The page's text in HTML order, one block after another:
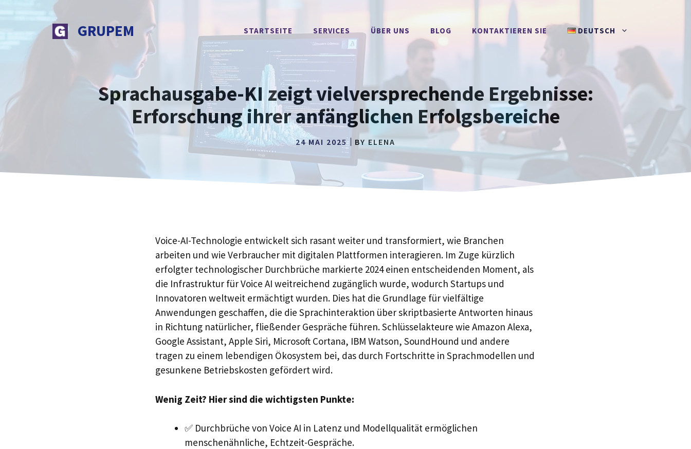
springen
GRUPEM STARTSEITE SERVICES ÜBER UNS BLOG KONTAKTIEREN SIE DEUTSCH
Sprachausgabe-KI zeigt vielversprechende Ergebnisse:
Erforschung ihrer anfänglichen Erfolgsbereiche
24 MAI 2025 BY ELENA
Voice-AI-Technologie entwickelt sich rasant weiter und transformiert, wie Branchen
arbeiten und wie Verbraucher mit digitalen Plattformen interagieren. Im Zuge kürzlich
erfolgter technologischer Durchbrüche markierte 2024 einen entscheidenden Moment, als
die Infrastruktur für Voice AI weitreichend zugänglich wurde, wodurch Startups und
Innovatoren weltweit ermächtigt wurden. Dies hat die Grundlage für vielfältige
Anwendungen geschaffen, die die Sprachinteraktion über skriptbasierte Antworten hinaus
in Richtung natürlicher, fließender Gespräche führen. Schlüsselakteure wie Amazon Alexa,
Google Assistant, Apple Siri, Microsoft Cortana, IBM Watson, SoundHound und andere
tragen zu einem lebendigen Ökosystem bei, das durch Fortschritte in Sprachmodellen und
gesunkene Betriebskosten gefördert wird.
Wenig Zeit? Hier sind die wichtigsten Punkte:
✅ Durchbrüche von Voice AI in Latenz und Modellqualität ermöglichen
menschenähnliche, Echtzeit-Gespräche.